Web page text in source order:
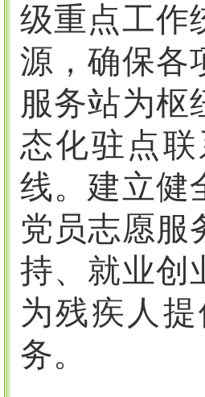
级重点工作
源，确保各
服务站为枢
态化驻点
线。建立健
党员志愿服
持、就业创
为残疾人
务。